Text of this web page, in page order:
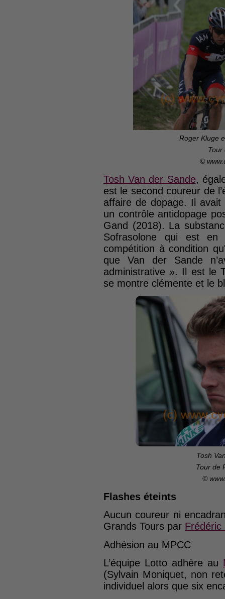
Roger Kluge
Tour
©
Tosh Van der Sande,
est le second coureur de
affaire de dopage. Il
un contrôle antidopage
Gand (2018). La
Sofrasolone qui est
compétition à condition
que Van der Sande
administrative ». Il est le
se montre clémente et le
Tosh
Tour de
©
Flashes éteints
Aucun coureur ni
Grands Tours par Frédéric
Adhésion au MPCC
L’équipe Lotto adhère au
(Sylvain Moniquet, non
individuel alors que six